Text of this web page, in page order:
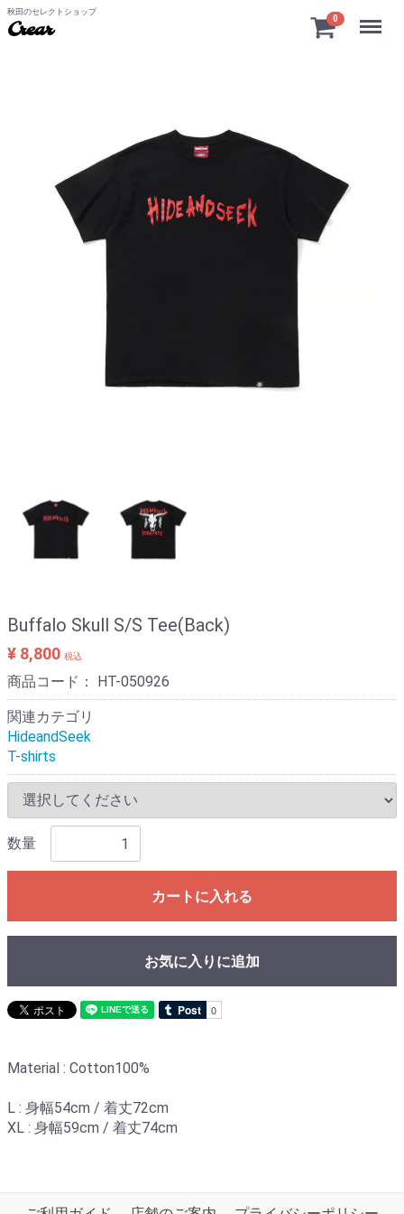
秋田のセレクトショップ
Crear
0 Menu
Buffalo Skull S/S Tee(Back)
¥ 8,800 税込
商品コード： HT-050926
関連カテゴリ
HideandSeek
T-shirts
数量
カートに入れる
お気に入りに追加
Material : Cotton100%
L : 身幅54cm / 着丈72cm
XL : 身幅59cm / 着丈74cm